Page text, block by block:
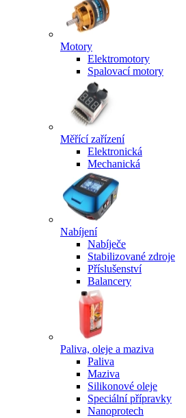
Motory
Elektromotory
Spalovací motory
Měřící zařízení
Elektronická
Mechanická
Nabíjení
Nabíječe
Stabilizované zdroje
Příslušenství
Balancery
Paliva, oleje a maziva
Paliva
Maziva
Silikonové oleje
Speciální přípravky
Nanoprotech